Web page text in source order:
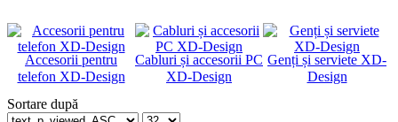
Accesorii pentru
telefon XD-Design
Cabluri și accesorii PC
XD-Design
Genți și serviete XD-
Design
Sortare după